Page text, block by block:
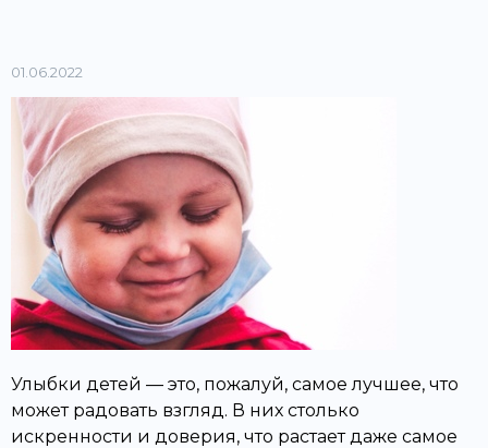
01.06.2022
Улыбки детей — это, пожалуй, самое лучшее, что
может радовать взгляд. В них столько
искренности и доверия, что растает даже самое